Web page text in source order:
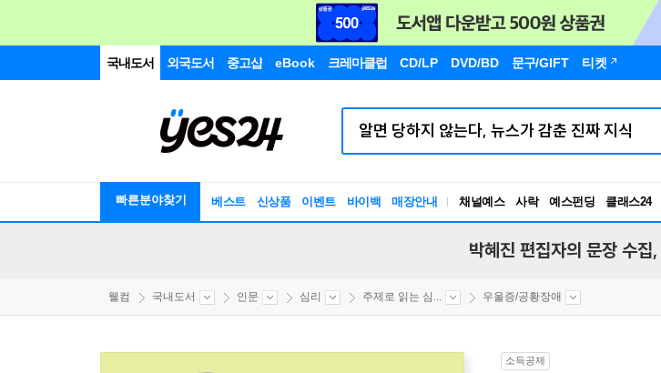
국내도서 외국도서 중고샵 eBook 크레마클럽 CD/LP DVD/BD 문구/GIFT 티켓
빠른분야찾기 베스트 신상품 이벤트 바이백 매장안내 채널예스 사락 예스펀딩 클래스24
박혜진 편집자의 문장 수집,
웰컴 국내도서 인문 심리 주제로 읽는 심... 우울증/공황장애
소득공제